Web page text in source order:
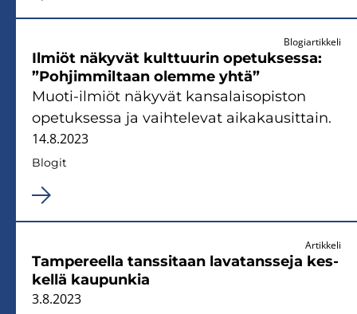
Blogiartikkeli
Il­miöt nä­ky­vät kult­tuu­rin ope­tuk­ses­sa:
”Poh­jim­mil­taan olem­me yhtä”
Muoti-​ilmiöt nä­ky­vät kan­sa­lais­opis­ton
ope­tuk­ses­sa ja vaih­te­le­vat ai­ka­kausit­tain.
14.8.2023
Blo­git
Artikkeli
Tam­pe­reel­la tans­si­taan la­va­tans­se­ja kes­
kel­lä kau­pun­kia
3.8.2023